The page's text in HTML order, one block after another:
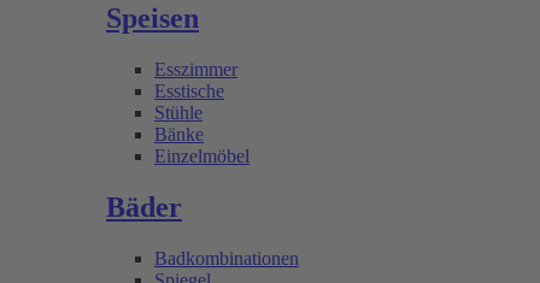
Speisen
Esszimmer
Esstische
Stühle
Bänke
Einzelmöbel
Bäder
Badkombinationen